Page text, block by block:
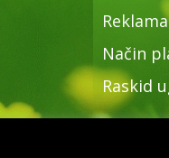
Način
Raskid